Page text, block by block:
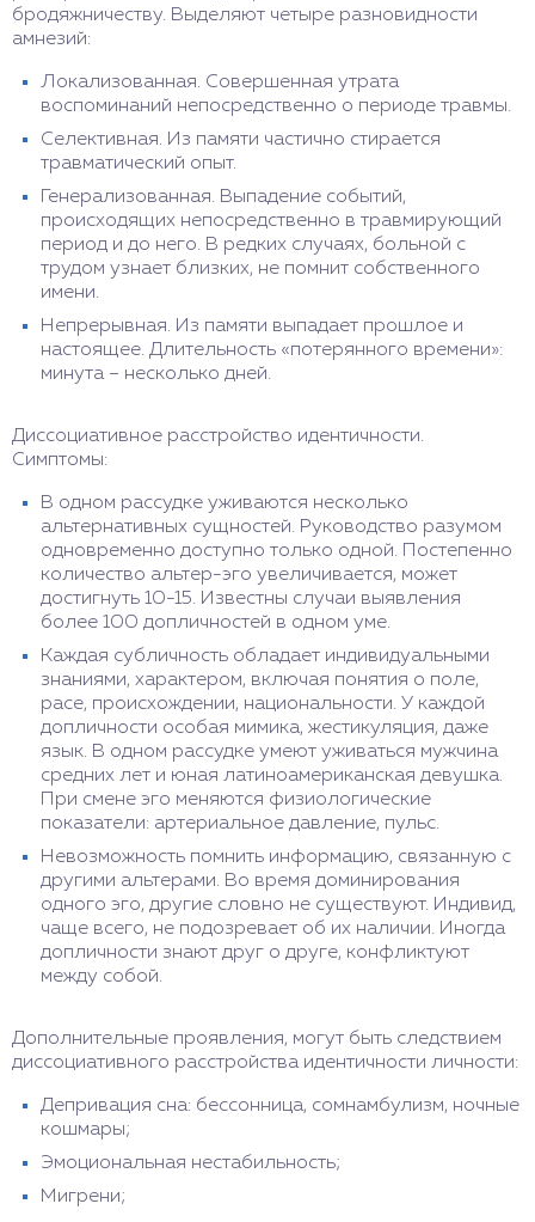
бродяжничеству. Выделяют четыре разновидности
амнезий:
Локализованная. Совершенная утрата
воспоминаний непосредственно о периоде травмы.
Селективная. Из памяти частично стирается
травматический опыт.
Генерализованная. Выпадение событий,
происходящих непосредственно в травмирующий
период и до него. В редких случаях, больной с
трудом узнает близких, не помнит собственного
имени.
Непрерывная. Из памяти выпадает прошлое и
настоящее. Длительность «потерянного времени»:
минута – несколько дней.
Диссоциативное расстройство идентичности.
Симптомы:
В одном рассудке уживаются несколько
альтернативных сущностей. Руководство разумом
одновременно доступно только одной. Постепенно
количество альтер-эго увеличивается, может
достигнуть 10-15. Известны случаи выявления
более 100 допличностей в одном уме.
Каждая субличность обладает индивидуальными
знаниями, характером, включая понятия о поле,
расе, происхождении, национальности. У каждой
допличности особая мимика, жестикуляция, даже
язык. В одном рассудке умеют уживаться мужчина
средних лет и юная латиноамериканская девушка.
При смене эго меняются физиологические
показатели: артериальное давление, пульс.
Невозможность помнить информацию, связанную с
другими альтерами. Во время доминирования
одного эго, другие словно не существуют. Индивид,
чаще всего, не подозревает об их наличии. Иногда
допличности знают друг о друге, конфликтуют
между собой.
Дополнительные проявления, могут быть следствием
диссоциативного расстройства идентичности личности:
Депривация сна: бессонница, сомнамбулизм, ночные
кошмары;
Эмоциональная нестабильность;
Мигрени;